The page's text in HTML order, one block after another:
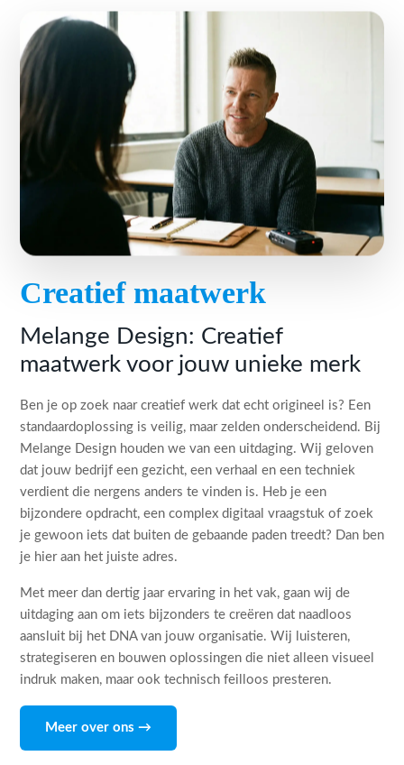
Creatief maatwerk
Melange Design: Creatief
maatwerk voor jouw unieke merk
Ben je op zoek naar creatief werk dat echt origineel is? Een
standaardoplossing is veilig, maar zelden onderscheidend. Bij
Melange Design houden we van een uitdaging. Wij geloven
dat jouw bedrijf een gezicht, een verhaal en een techniek
verdient die nergens anders te vinden is. Heb je een
bijzondere opdracht, een complex digitaal vraagstuk of zoek
je gewoon iets dat buiten de gebaande paden treedt? Dan ben
je hier aan het juiste adres.
Met meer dan dertig jaar ervaring in het vak, gaan wij de
uitdaging aan om iets bijzonders te creëren dat naadloos
aansluit bij het DNA van jouw organisatie. Wij luisteren,
strategiseren en bouwen oplossingen die niet alleen visueel
indruk maken, maar ook technisch feilloos presteren.
Meer over ons →